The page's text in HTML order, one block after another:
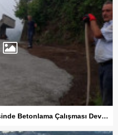
Esenli Köyü Hopa Mahallesinde Betonlama Çalışması Devam Ediyor